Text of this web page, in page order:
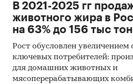
В 2021-2025 гг
животного жира в
на 63% до 156 тыс
Рост обусловлен увеличением
ключевых потребителей:
для домашних животных и
мясоперерабатывающих